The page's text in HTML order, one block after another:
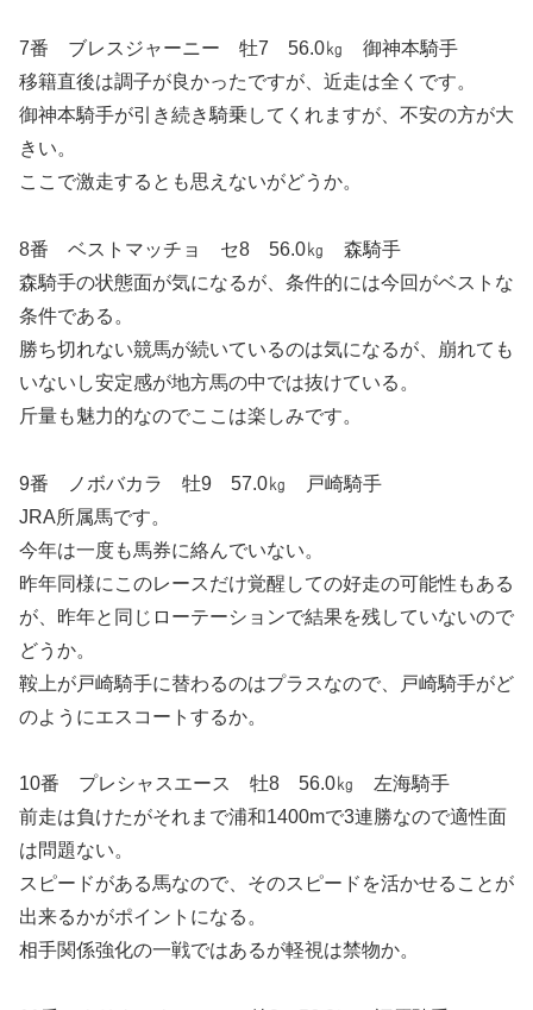
7番 ブレスジャーニー 牡7 56.0㎏ 御神本騎手
移籍直後は調子が良かったですが、近走は全くです。
御神本騎手が引き続き騎乗してくれますが、不安の方が大
きい。
ここで激走するとも思えないがどうか。
8番 ベストマッチョ セ8 56.0㎏ 森騎手
森騎手の状態面が気になるが、条件的には今回がベストな
条件である。
勝ち切れない競馬が続いているのは気になるが、崩れても
いないし安定感が地方馬の中では抜けている。
斤量も魅力的なのでここは楽しみです。
9番 ノボバカラ 牡9 57.0㎏ 戸崎騎手
JRA所属馬です。
今年は一度も馬券に絡んでいない。
昨年同様にこのレースだけ覚醒しての好走の可能性もある
が、昨年と同じローテーションで結果を残していないので
どうか。
鞍上が戸崎騎手に替わるのはプラスなので、戸崎騎手がど
のようにエスコートするか。
10番 プレシャスエース 牡8 56.0㎏ 左海騎手
前走は負けたがそれまで浦和1400mで3連勝なので適性面
は問題ない。
スピードがある馬なので、そのスピードを活かせることが
出来るかがポイントになる。
相手関係強化の一戦ではあるが軽視は禁物か。